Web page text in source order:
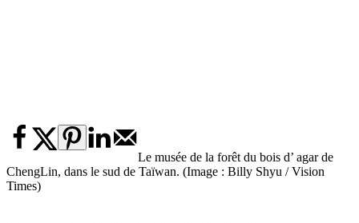
Le musée de la forêt du bois d’ agar de
ChengLin, dans le sud de Taïwan. (Image : Billy Shyu / Vision
Times)